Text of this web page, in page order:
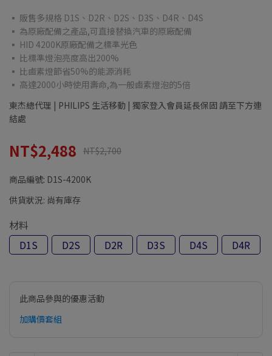
▪ 販售多規格 D1S、D2R、D2S、D3S、D4R、D4S
▪ 為原廠配備之產品,可直接替換汽車的原廠配備
▪ HID 4200K原廠配備之標準光色
▪ 比標準燈泡亮度高出200%
▪ 比鹵素燈節省50%的能源消耗
▪ 高達2000小時使用壽命,為一般鹵素燈泡的5倍
東杰總代理 | PHILIPS 生活移動 | 獨家登入會員延長保固 請至下方連
結處
NT$2,488 NT$2,700
商品編號: D1S-4200K
供貨狀況: 尚有庫存
材料
D1S
D2S D2R D3S D4S D4R
此商品參與的優惠活動
加購價套組